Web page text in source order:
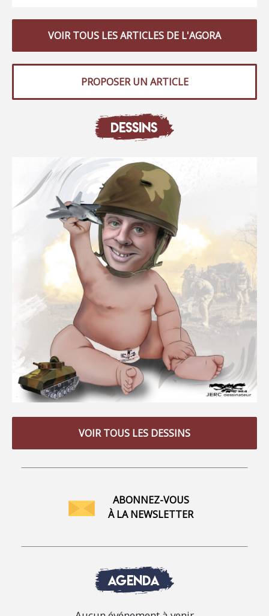
VOIR TOUS LES ARTICLES DE L'AGORA
PROPOSER UN ARTICLE
DESSINS
VOIR TOUS LES DESSINS
ABONNEZ-VOUS
À LA NEWSLETTER
AGENDA